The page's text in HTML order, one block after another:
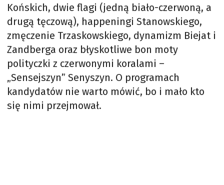
Końskich, dwie flagi (jedną biało-czerwoną, a
drugą tęczową), happeningi Stanowskiego,
zmęczenie Trzaskowskiego, dynamizm Biejat i
Zandberga oraz błyskotliwe bon moty
polityczki z czerwonymi koralami –
„Sensejszyn” Senyszyn. O programach
kandydatów nie warto mówić, bo i mało kto
się nimi przejmował.